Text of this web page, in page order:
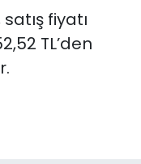
satış fiyatı
TL’den